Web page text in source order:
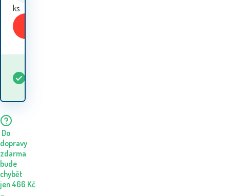
ks
Do
dopravy
zdarma
bude
chybět
jen466 Kč